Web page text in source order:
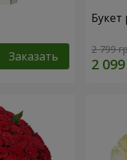
Заказать 2 799